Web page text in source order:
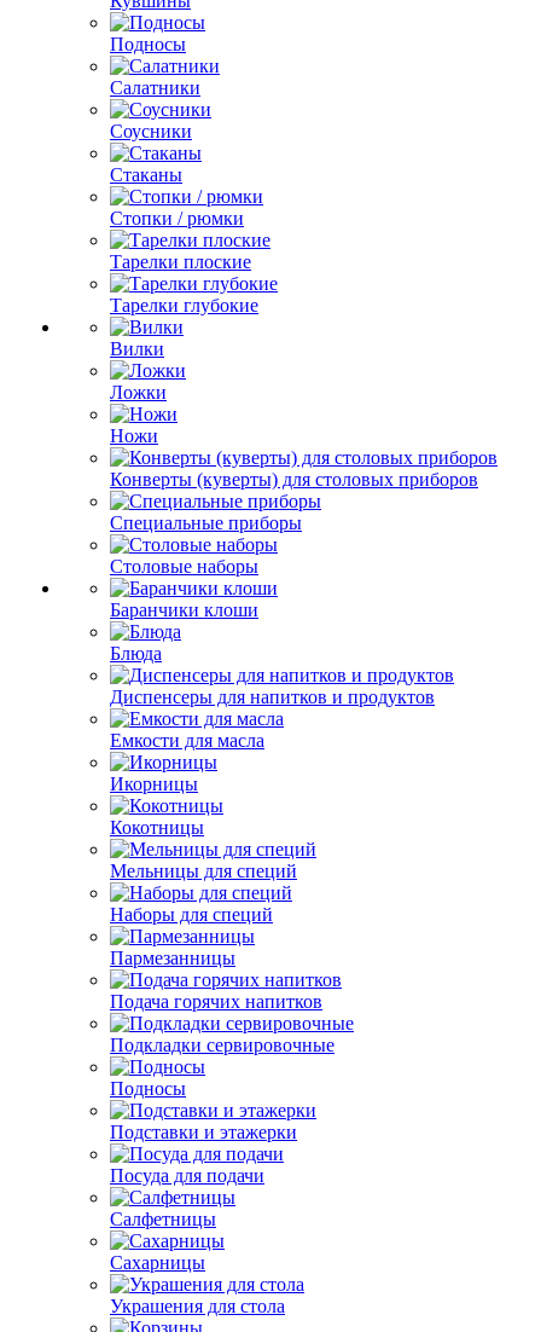
Подносы
Салатники
Соусники
Стаканы
Стопки / рюмки
Тарелки плоские
Тарелки глубокие
Вилки
Ложки
Ножи
Конверты (куверты) для столовых приборов
Специальные приборы
Столовые наборы
Баранчики клоши
Блюда
Диспенсеры для напитков и продуктов
Емкости для масла
Икорницы
Кокотницы
Мельницы для специй
Наборы для специй
Пармезанницы
Подача горячих напитков
Подкладки сервировочные
Подносы
Подставки и этажерки
Посуда для подачи
Салфетницы
Сахарницы
Украшения для стола